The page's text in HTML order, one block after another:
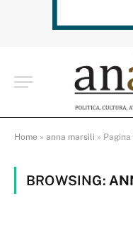
Home » anna marsili » Pagina
BROWSING: